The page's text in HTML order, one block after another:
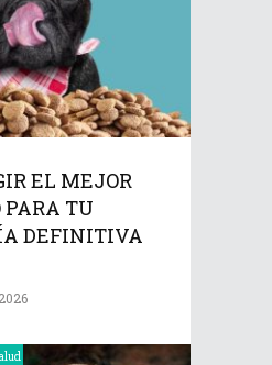
EL MEJOR
TU
DEFINITIVA